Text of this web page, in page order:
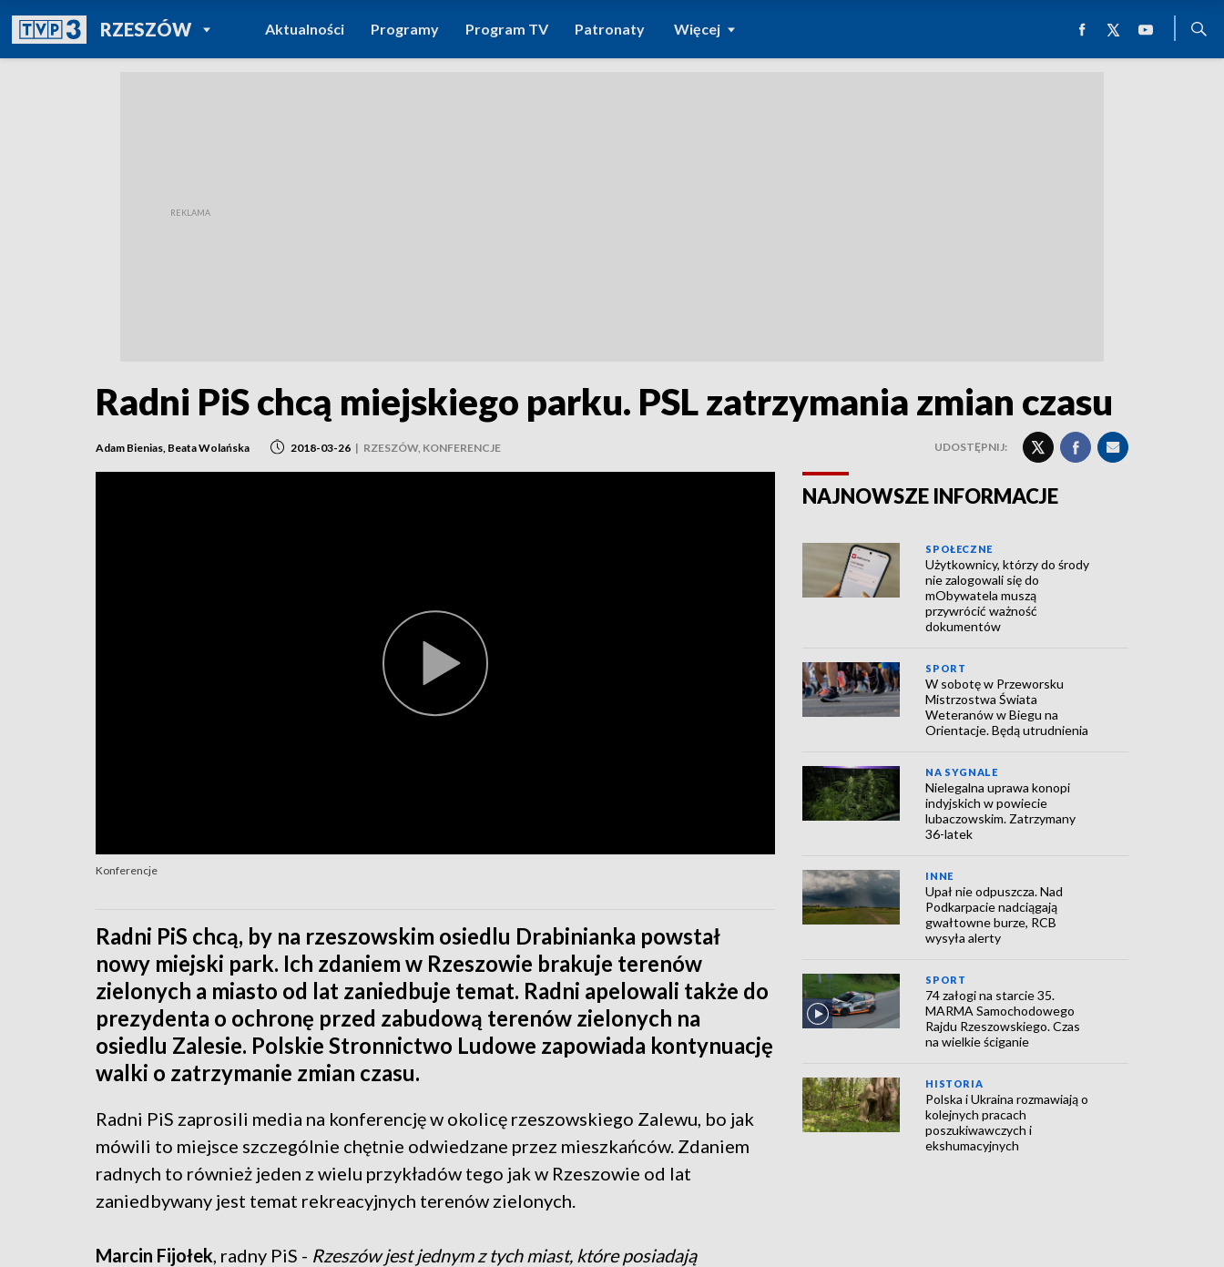
RZESZÓWPOWRÓT DO
TVP REGIONY
Aktualności Programy Program TV Patronaty Więcej
Radni PiS chcą miejskiego parku. PSL zatrzymania zmian czasu
Adam Bienias, Beata Wolańska 2018-03-26 | RZESZÓW, KONFERENCJE UDOSTĘPNIJ:
Konferencje
Radni PiS chcą, by na rzeszowskim osiedlu Drabinianka powstał
nowy miejski park. Ich zdaniem w Rzeszowie brakuje terenów
zielonych a miasto od lat zaniedbuje temat. Radni apelowali także do
prezydenta o ochronę przed zabudową terenów zielonych na
osiedlu Zalesie. Polskie Stronnictwo Ludowe zapowiada kontynuację
walki o zatrzymanie zmian czasu.
Radni PiS zaprosili media na konferencję w okolicę rzeszowskiego Zalewu, bo jak
mówili to miejsce szczególnie chętnie odwiedzane przez mieszkańców. Zdaniem
radnych to również jeden z wielu przykładów tego jak w Rzeszowie od lat
zaniedbywany jest temat rekreacyjnych terenów zielonych.
Marcin Fijołek , radny PiS - Rzeszów jest jednym z tych miast, które posiadają
NAJNOWSZE INFORMACJE
SPOŁECZNE
Użytkownicy, którzy do środy
nie zalogowali się do
mObywatela muszą
przywrócić ważność
dokumentów
SPORT
W sobotę w Przeworsku
Mistrzostwa Świata
Weteranów w Biegu na
Orientacje. Będą utrudnienia
NA SYGNALE
Nielegalna uprawa konopi
indyjskich w powiecie
lubaczowskim. Zatrzymany
36-latek
INNE
Upał nie odpuszcza. Nad
Podkarpacie nadciągają
gwałtowne burze, RCB
wysyła alerty
SPORT
74 załogi na starcie 35.
MARMA Samochodowego
Rajdu Rzeszowskiego. Czas
na wielkie ściganie
HISTORIA
Polska i Ukraina rozmawiają o
kolejnych pracach
poszukiwawczych i
ekshumacyjnych